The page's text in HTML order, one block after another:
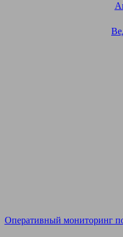
Оперативный мониторинг